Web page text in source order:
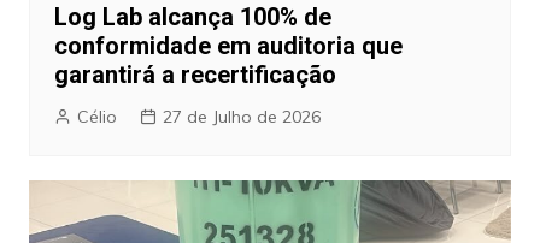
Log Lab alcança 100% de
conformidade em auditoria que
garantirá a recertificação
Célio 27 de Julho de 2026